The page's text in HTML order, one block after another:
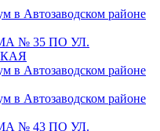
Автозаводском районе
№ 35 ПО УЛ.
Автозаводском районе
Автозаводском районе
№ 43 ПО УЛ.